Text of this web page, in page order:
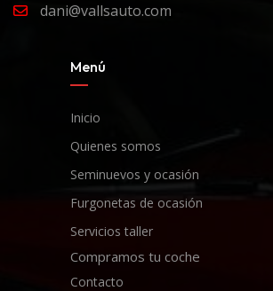
dani@vallsauto.com
Menú
Inicio
Quienes somos
Seminuevos y ocasión
Furgonetas de ocasión
Servicios taller
Compramos tu coche
Contacto